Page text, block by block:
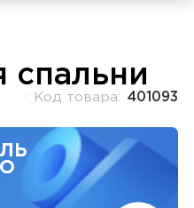
спальни
Код товара: 401093